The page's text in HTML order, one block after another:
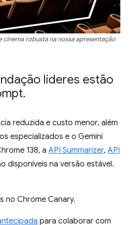
cinema robusta na nossa apresentação
líderes estão
.
reduzida e custo menor, além
especializados e o Gemini
138, a API Summarizer, API
disponíveis na versão estável.
no Chrome Canary.
para colaborar com